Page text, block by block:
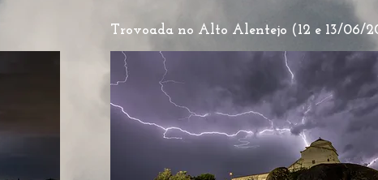
Trovoada no Alto Alentejo (12 e 13/06/